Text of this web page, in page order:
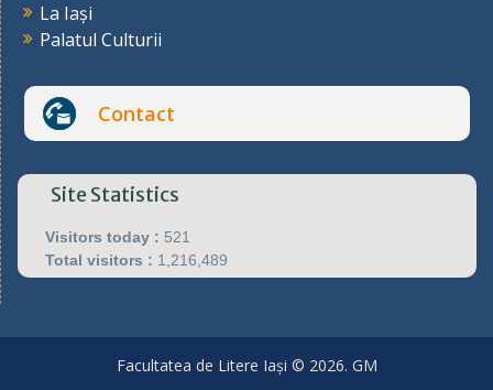
La Iași
Palatul Culturii
Contact
Site Statistics
Visitors today : 521
Total visitors : 1,216,489
Facultatea de Litere Iași © 2026. GM